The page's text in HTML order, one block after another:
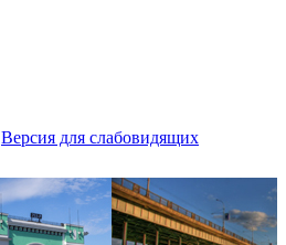
Версия для слабовидящих